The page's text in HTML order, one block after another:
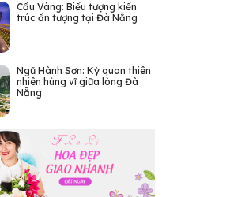
Cầu Vàng: Biểu tượng kiến
trúc ấn tượng tại Đà Nẵng
Ngũ Hành Sơn: Kỳ quan thiên
nhiên hùng vĩ giữa lòng Đà
Nẵng